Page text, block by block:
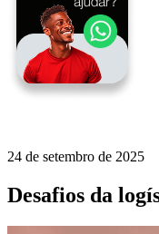
24 de setembro de 2025
Desafios da